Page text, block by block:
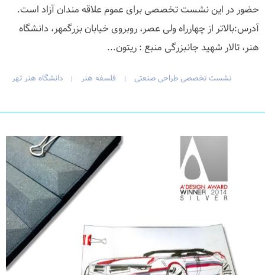
حضور در این نشست تخصصی برای عموم علاقه مندان آزاد است.
آدرس:بالاتر از چهارراه ولی عصر، روبروی خیابان بزرگمهر، دانشگاه
هنر، تالار شهید جانبزرگی منبع : ریتون...
نشست تخصصی طراحی صنعتی | فلسفه هنر | دانشگاه هنر تهر